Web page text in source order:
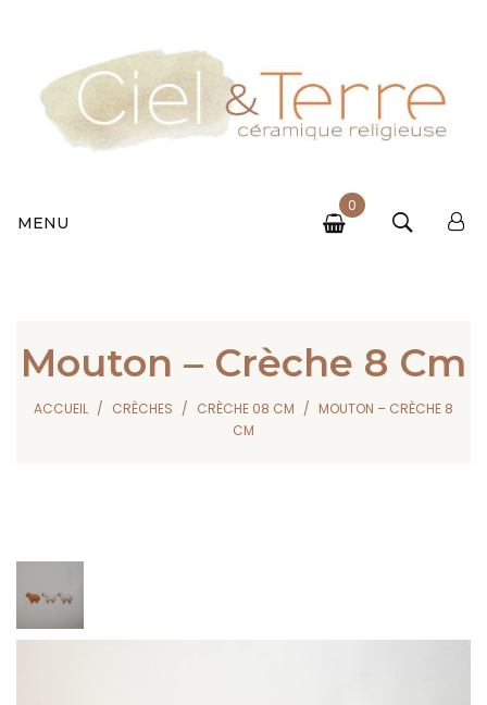
MENU
0
Mouton – Crèche 8 Cm
ACCUEIL CRÈCHES CRÈCHE 08 CM
MOUTON – CRÈCHE 8
CM